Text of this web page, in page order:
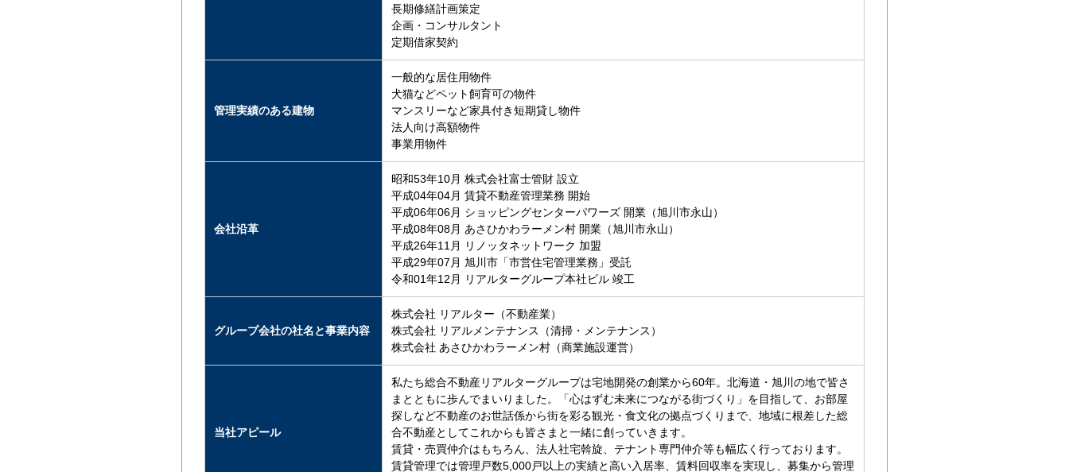
長期修繕計画策定
企画・コンサルタント
定期借家契約
管理実績のある建物
一般的な居住用物件
犬猫などペット飼育可の物件
マンスリーなど家具付き短期貸し物件
法人向け高額物件
事業用物件
会社沿革
昭和53年10月 株式会社富士管財 設立
平成04年04月 賃貸不動産管理業務 開始
平成06年06月 ショッピングセンターパワーズ 開業（旭川市永山）
平成08年08月 あさひかわラーメン村 開業（旭川市永山）
平成26年11月 リノッタネットワーク 加盟
平成29年07月 旭川市「市営住宅管理業務」受託
令和01年12月 リアルターグループ本社ビル 竣工
グループ会社の社名と事業内容
株式会社 リアルター（不動産業）
株式会社 リアルメンテナンス（清掃・メンテナンス）
株式会社 あさひかわラーメン村（商業施設運営）
当社アピール
私たち総合不動産リアルターグループは宅地開発の創業から60年。北海道・旭川の地で皆さ
まとともに歩んでまいりました。「心はずむ未来につながる街づくり」を目指して、お部屋
探しなど不動産のお世話係から街を彩る観光・食文化の拠点づくりまで、地域に根差した総
合不動産としてこれからも皆さまと一緒に創っていきます。
賃貸・売買仲介はもちろん、法人社宅斡旋、テナント専門仲介等も幅広く行っております。
賃貸管理では管理戸数5,000戸以上の実績と高い入居率、賃料回収率を実現し、募集から管理